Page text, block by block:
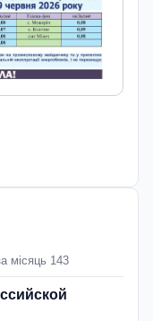
місяць 143